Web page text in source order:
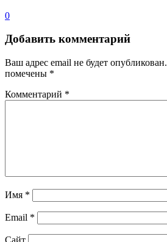
0
Добавить комментарий
Ваш адрес email не будет опубликован.
помечены *
Комментарий *
Имя *
Email *
Сайт